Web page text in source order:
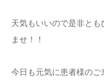
天気もいいので是非と
ませ！！
今日も元気に患者様のご